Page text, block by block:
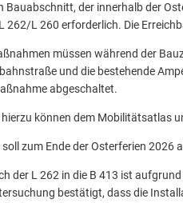
Bauabschnitt, der innerhalb der
262/L 260 erforderlich. Die
müssen während der
und die bestehende
abgeschaltet.
können dem Mobilitätsatlas
zum Ende der Osterferien 2026
der L 262 in die B 413 ist
bestätigt, dass die